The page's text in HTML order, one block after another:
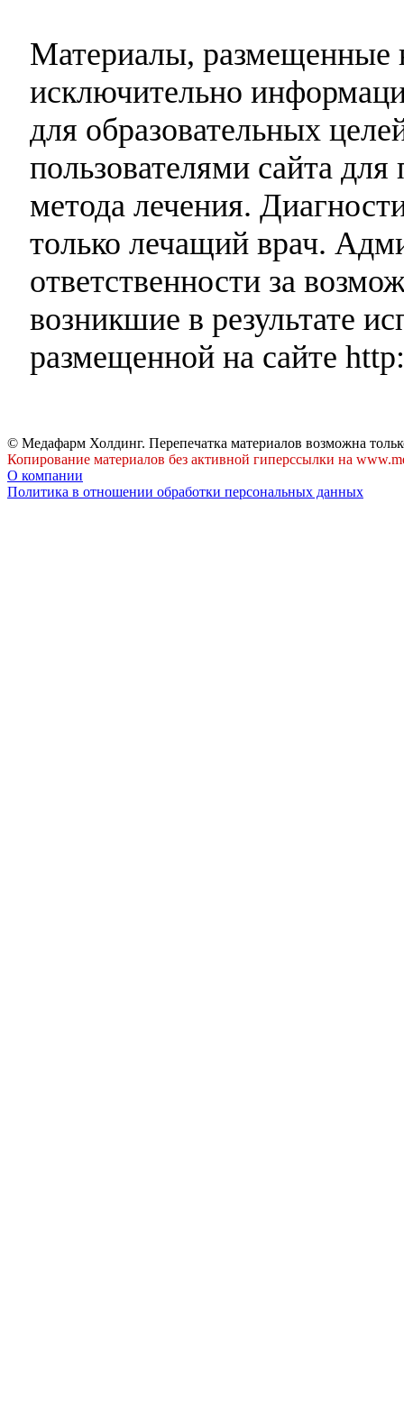
Материалы, размещенные
исключительно
для образовательных
пользователями сайта
метода лечения.
только лечащий врач.
ответственности за
возникшие в результате
размещенной на сайте
© Медафарм Холдинг. Перепечатка материалов возможна
Копирование материалов без активной гиперссылки на
О компании
Политика в отношении обработки персональных данных